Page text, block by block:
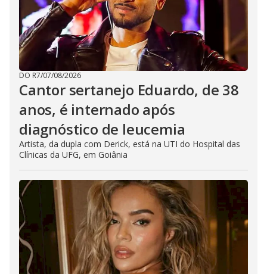
DO R7/07/08/2026
Cantor sertanejo Eduardo, de 38
anos, é internado após
diagnóstico de leucemia
Artista, da dupla com Derick, está na UTI do Hospital das
Clínicas da UFG, em Goiânia